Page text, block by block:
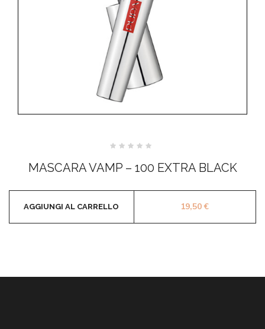
su
5
MASCARA VAMP – 100 EXTRA BLACK
19,50€
AGGIUNGI AL CARRELLO